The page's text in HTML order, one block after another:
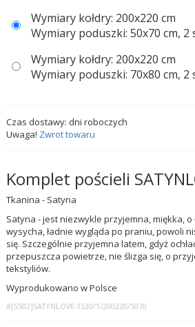
Wymiary kołdry: 200x220 cm
Wymiary poduszki: 50x70 cm, 2
Wymiary kołdry: 200x220 cm
Wymiary poduszki: 70x80 cm, 2
Czas dostawy: dni roboczych
Uwaga! Zwrot towaru
Komplet pościeli
Tkanina - Satyna
Satyna - jest niezwykle przyjemna, miękka, o
wysycha, ładnie wygląda po praniu, powoli
się. Szczególnie przyjemna latem, gdyż
przepuszcza powietrze, nie ślizga się, o
tekstyliów.
Wyprodukowano w Polsce
#[S502]SATYNLOVE-1530/1/200220/5070